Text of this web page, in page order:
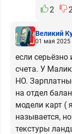
2
Великий
01 мая 2025
если
счета. У
НО.
на отдел
модели карт (
называется,
текстуры